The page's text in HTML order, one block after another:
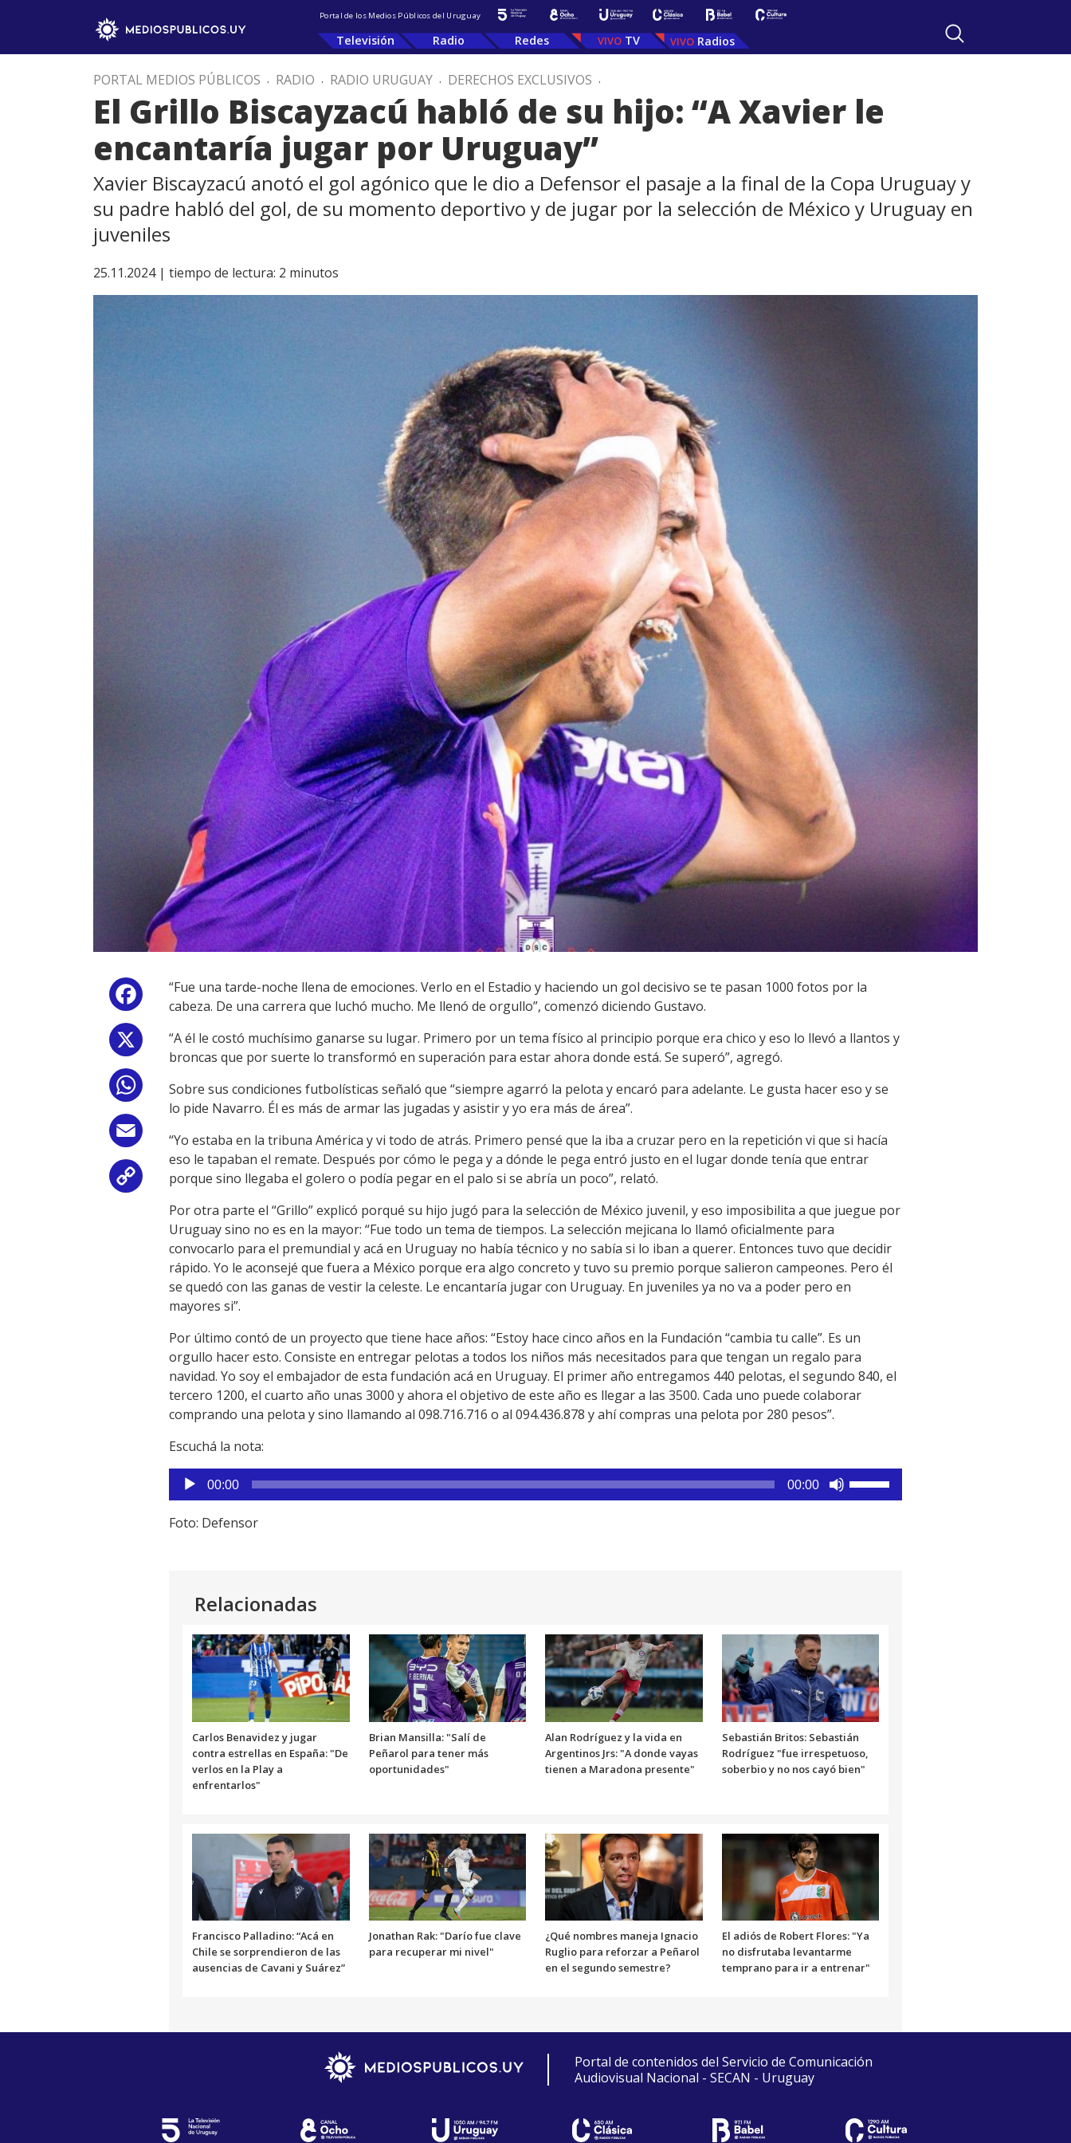
Portal de los Medios Públicos del Uruguay
Televisión Radio Redes TV Radios
PORTAL MEDIOS PÚBLICOS . RADIO . RADIO URUGUAY . DERECHOS EXCLUSIVOS .
El Grillo Biscayzacú habló de su hijo: “A Xavier le
encantaría jugar por Uruguay”
Xavier Biscayzacú anotó el gol agónico que le dio a Defensor el pasaje a la final de la Copa Uruguay y
su padre habló del gol, de su momento deportivo y de jugar por la selección de México y Uruguay en
juveniles
25.11.2024 | tiempo de lectura: 2 minutos
Facebook
WhatsApp
Email
Copy
Link
“Fue una tarde-noche llena de emociones. Verlo en el Estadio y haciendo un gol decisivo se te pasan 1000 fotos por la
cabeza. De una carrera que luchó mucho. Me llenó de orgullo”, comenzó diciendo Gustavo.
“A él le costó muchísimo ganarse su lugar. Primero por un tema físico al principio porque era chico y eso lo llevó a llantos y
broncas que por suerte lo transformó en superación para estar ahora donde está. Se superó”, agregó.
Sobre sus condiciones futbolísticas señaló que “siempre agarró la pelota y encaró para adelante. Le gusta hacer eso y se
lo pide Navarro. Él es más de armar las jugadas y asistir y yo era más de área”.
“Yo estaba en la tribuna América y vi todo de atrás. Primero pensé que la iba a cruzar pero en la repetición vi que si hacía
eso le tapaban el remate. Después por cómo le pega y a dónde le pega entró justo en el lugar donde tenía que entrar
porque sino llegaba el golero o podía pegar en el palo si se abría un poco”, relató.
Por otra parte el “Grillo” explicó porqué su hijo jugó para la selección de México juvenil, y eso imposibilita a que juegue por
Uruguay sino no es en la mayor: “Fue todo un tema de tiempos. La selección mejicana lo llamó oficialmente para
convocarlo para el premundial y acá en Uruguay no había técnico y no sabía si lo iban a querer. Entonces tuvo que decidir
rápido. Yo le aconsejé que fuera a México porque era algo concreto y tuvo su premio porque salieron campeones. Pero él
se quedó con las ganas de vestir la celeste. Le encantaría jugar con Uruguay. En juveniles ya no va a poder pero en
mayores si”.
Por último contó de un proyecto que tiene hace años: “Estoy hace cinco años en la Fundación “cambia tu calle”. Es un
orgullo hacer esto. Consiste en entregar pelotas a todos los niños más necesitados para que tengan un regalo para
navidad. Yo soy el embajador de esta fundación acá en Uruguay. El primer año entregamos 440 pelotas, el segundo 840, el
tercero 1200, el cuarto año unas 3000 y ahora el objetivo de este año es llegar a las 3500. Cada uno puede colaborar
comprando una pelota y sino llamando al 098.716.716 o al 094.436.878 y ahí compras una pelota por 280 pesos”.
Escuchá la nota:
Reproductor
de
audio
00:00 00:00
el
volumen.
Foto: Defensor
Relacionadas
Carlos Benavidez y jugar
contra estrellas en España: "De
verlos en la Play a
enfrentarlos"
Brian Mansilla: "Salí de
Peñarol para tener más
oportunidades"
Alan Rodríguez y la vida en
Argentinos Jrs: "A donde vayas
tienen a Maradona presente"
Sebastián Britos: Sebastián
Rodríguez "fue irrespetuoso,
soberbio y no nos cayó bien"
Francisco Palladino: “Acá en
Chile se sorprendieron de las
ausencias de Cavani y Suárez”
Jonathan Rak: "Darío fue clave
para recuperar mi nivel"
¿Qué nombres maneja Ignacio
Ruglio para reforzar a Peñarol
en el segundo semestre?
El adiós de Robert Flores: "Ya
no disfrutaba levantarme
temprano para ir a entrenar"
Portal de contenidos del Servicio de Comunicación
Audiovisual Nacional - SECAN - Uruguay